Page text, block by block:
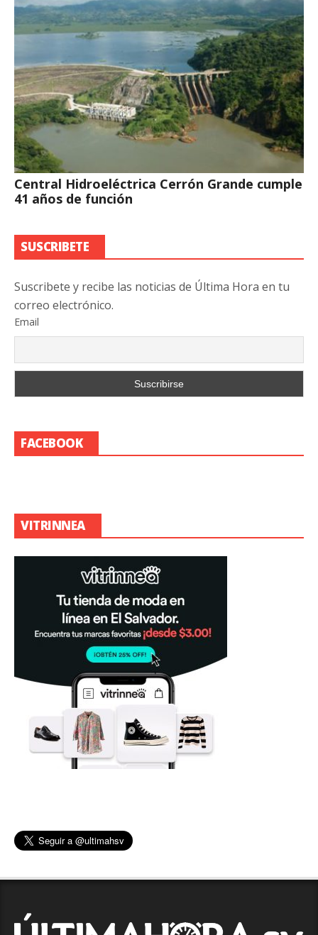
Central Hidroeléctrica Cerrón Grande cumple
41 años de función
SUSCRIBETE
Suscribete y recibe las noticias de Última Hora en tu
correo electrónico.
Email
FACEBOOK
VITRINNEA